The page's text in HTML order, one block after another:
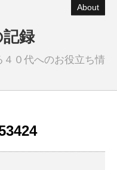
About
記録
０代へのお役立ち情